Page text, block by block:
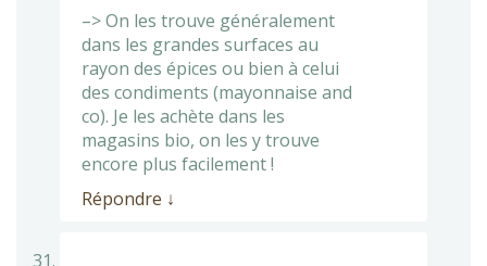
–> On les trouve généralement
dans les grandes surfaces au
rayon des épices ou bien à celui
des condiments (mayonnaise and
co). Je les achète dans les
magasins bio, on les y trouve
encore plus facilement !
Répondre ↓